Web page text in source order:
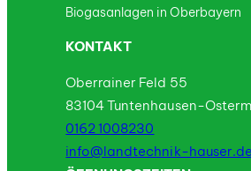
Biogasanlagen in Oberbayern
KONTAKT
Oberrainer Feld 55
83104 Tuntenhausen-
0162 1008230
info@landtechnik-hauser.de